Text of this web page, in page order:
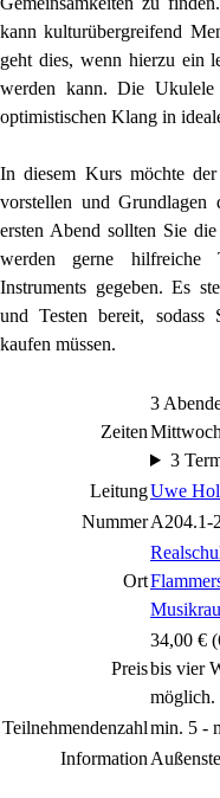
kann kulturübergreifend
geht dies, wenn hierzu ein
werden kann. Die
optimistischen Klang in
In diesem Kurs möchte
vorstellen und Grundlagen
ersten Abend sollten Sie
werden gerne hilfreiche
Instruments gegeben. Es
und Testen bereit, sodass
kaufen müssen.
Zeiten
3
3
LeitungUwe
NummerA204.1-
Ort
Preis
34,00 €
bis vier
möglich.
Teilnehmendenzahlmin. 5 -
Information